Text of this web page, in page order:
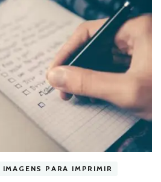
IMAGENS PARA IMPRIMIR